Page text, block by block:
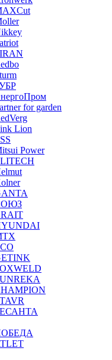
for garden
Lion
Power